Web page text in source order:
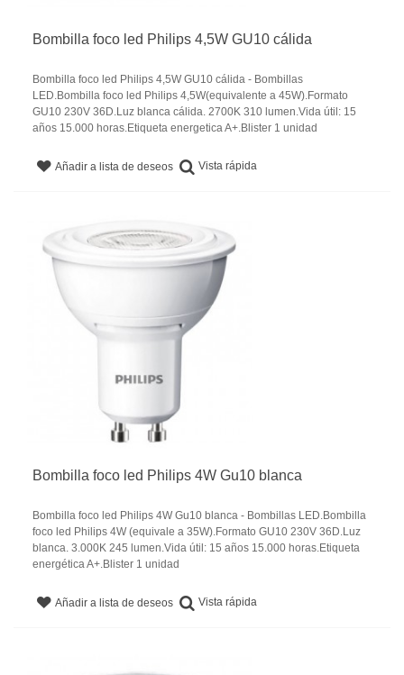
Bombilla foco led Philips 4,5W GU10 cálida
Bombilla foco led Philips 4,5W GU10 cálida - Bombillas
LED.Bombilla foco led Philips 4,5W(equivalente a 45W).Formato
GU10 230V 36D.Luz blanca cálida. 2700K 310 lumen.Vida útil: 15
años 15.000 horas.Etiqueta energetica A+.Blister 1 unidad
Añadir a lista de deseos Vista rápida
Bombilla foco led Philips 4W Gu10 blanca
Bombilla foco led Philips 4W Gu10 blanca - Bombillas LED.Bombilla
foco led Philips 4W (equivale a 35W).Formato GU10 230V 36D.Luz
blanca. 3.000K 245 lumen.Vida útil: 15 años 15.000 horas.Etiqueta
energética A+.Blister 1 unidad
Añadir a lista de deseos Vista rápida